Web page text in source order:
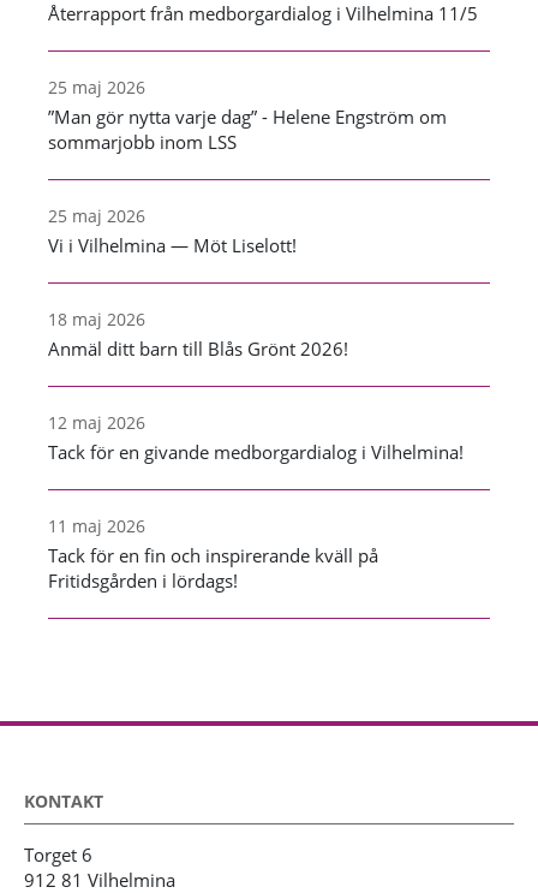
Återrapport från medborgardialog i Vilhelmina 11/5
25 maj 2026
”Man gör nytta varje dag” - Helene Engström om
sommarjobb inom LSS
25 maj 2026
Vi i Vilhelmina — Möt Liselott!
18 maj 2026
Anmäl ditt barn till Blås Grönt 2026!
12 maj 2026
Tack för en givande medborgardialog i Vilhelmina!
11 maj 2026
Tack för en fin och inspirerande kväll på
Fritidsgården i lördags!
KONTAKT
Torget 6
912 81 Vilhelmina